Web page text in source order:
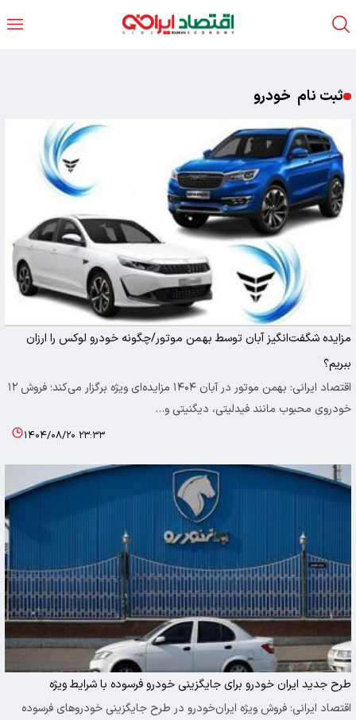
ثبت نام خودرو
مزایده شگفت‌انگیز آبان توسط بهمن موتور/چگونه خودرو لوکس را ارزان
ببریم؟
اقتصاد ایرانی: بهمن موتور در آبان ۱۴۰۴ مزایده‌ای ویژه برگزار می‌کند؛ فروش ۱۲
خودروی محبوب مانند فیدلیتی، دیگنیتی و…
۱۴۰۴/۰۸/۲۰ ۲۳:۳۳
طرح جدید ایران خودرو برای جایگزینی خودرو فرسوده با شرایط ویژه
اقتصاد ایرانی: فروش ویژه ایران‌خودرو در طرح جایگزینی خودروهای فرسوده